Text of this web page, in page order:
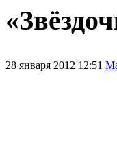
28 января 2012 12:51